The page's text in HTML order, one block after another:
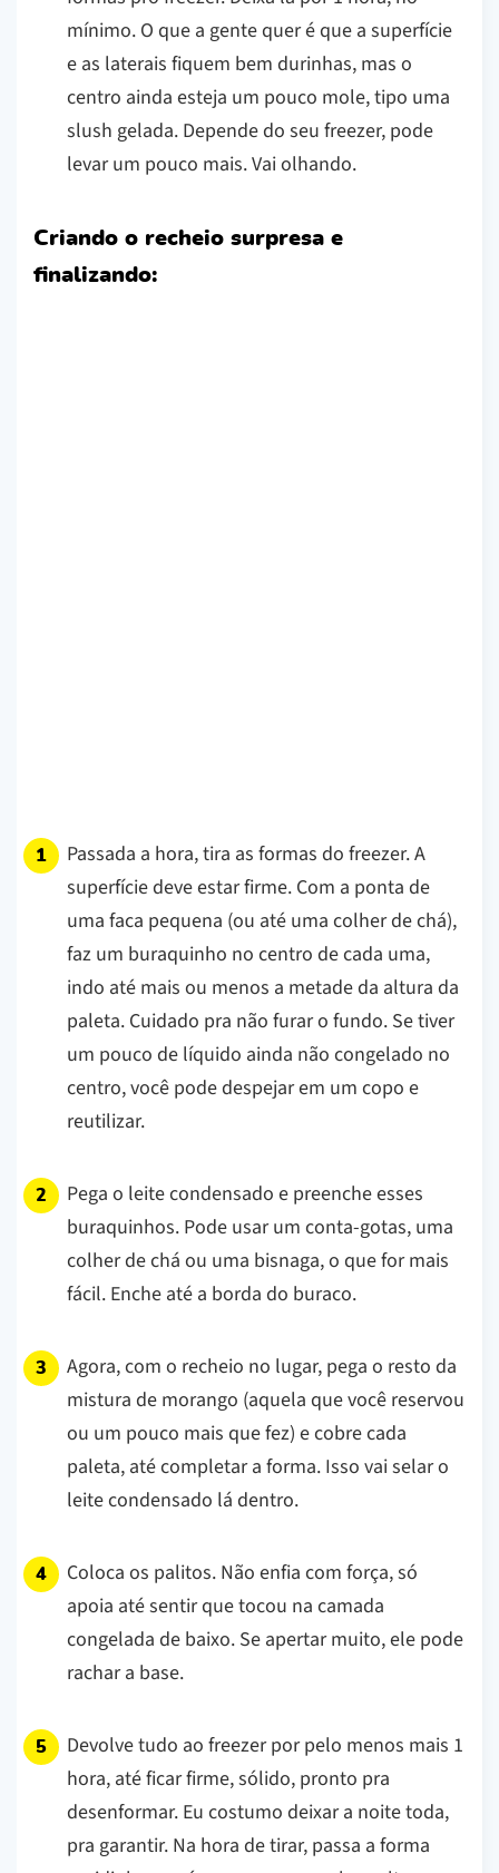
mínimo. O que a gente quer é que a superfície
e as laterais fiquem bem durinhas, mas o
centro ainda esteja um pouco mole, tipo uma
slush gelada. Depende do seu freezer, pode
levar um pouco mais. Vai olhando.
Criando o recheio surpresa e
finalizando:
Passada a hora, tira as formas do freezer. A
superfície deve estar firme. Com a ponta de
uma faca pequena (ou até uma colher de chá),
faz um buraquinho no centro de cada uma,
indo até mais ou menos a metade da altura da
paleta. Cuidado pra não furar o fundo. Se tiver
um pouco de líquido ainda não congelado no
centro, você pode despejar em um copo e
reutilizar.
Pega o leite condensado e preenche esses
buraquinhos. Pode usar um conta-gotas, uma
colher de chá ou uma bisnaga, o que for mais
fácil. Enche até a borda do buraco.
Agora, com o recheio no lugar, pega o resto da
mistura de morango (aquela que você reservou
ou um pouco mais que fez) e cobre cada
paleta, até completar a forma. Isso vai selar o
leite condensado lá dentro.
Coloca os palitos. Não enfia com força, só
apoia até sentir que tocou na camada
congelada de baixo. Se apertar muito, ele pode
rachar a base.
Devolve tudo ao freezer por pelo menos mais 1
hora, até ficar firme, sólido, pronto pra
desenformar. Eu costumo deixar a noite toda,
pra garantir. Na hora de tirar, passa a forma